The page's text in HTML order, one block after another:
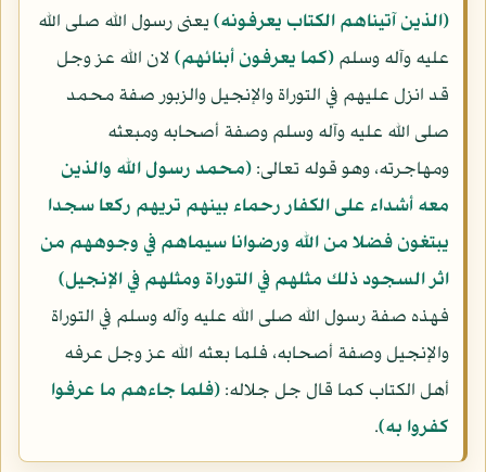
(الذين آتيناهم الكتاب يعرفونه)يعنى رسول الله صلى الله
عليه وآله وسلم (كما يعرفون أبنائهم) لان الله عز وجل
قد انزل عليهم في التوراة والإنجيل والزبور صفة محمد
صلى الله عليه وآله وسلم وصفة أصحابه ومبعثه
ومهاجرته، وهو قوله تعالى: (محمد رسول الله والذين
معه أشداء على الكفار رحماء بينهم تريهم ركعا سجدا
يبتغون فضلا من الله ورضوانا سيماهم في وجوههم من
اثر السجود ذلك مثلهم في التوراة ومثلهم في الإنجيل)
فهذه صفة رسول الله صلى الله عليه وآله وسلم في التوراة
والإنجيل وصفة أصحابه، فلما بعثه الله عز وجل عرفه
أهل الكتاب كما قال جل جلاله: (فلما جاءهم ما عرفوا
كفروا به).